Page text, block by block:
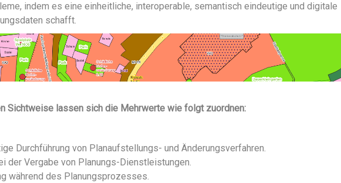
indem es eine einheitliche, interoperable, semantisch eindeutige und digitale
schafft.
Sichtweise lassen sich die Mehrwerte wie folgt zuordnen:
Durchführung von Planaufstellungs- und Änderungsverfahren.
der Vergabe von Planungs-Dienstleistungen.
während des Planungsprozesses.